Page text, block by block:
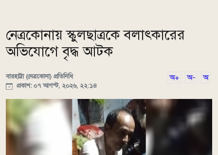
নেত্রকোনায় স্কুলছাত্রকে বলাৎকারের
অভিযোগে বৃদ্ধ আটক
বারহাট্টা (নেত্রকোনা) প্রতিনিধি
প্রকাশ: ০৭ আগস্ট, ২০২৬, ২২:১৪
অ+ অ- অ